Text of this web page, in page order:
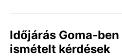
Időjárás Goma-
ismételt kérdések